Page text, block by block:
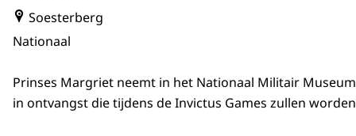
Soesterberg
Nationaal
Prinses Margriet neemt in het Nationaal Militair
in ontvangst die tijdens deInvictus Games zullen